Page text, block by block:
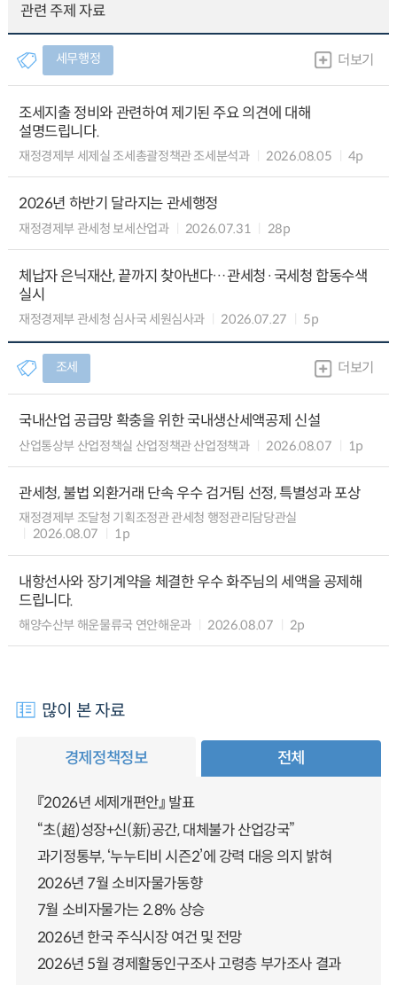
관련 주제 자료
세무행정 더보기
조세지출 정비와 관련하여 제기된 주요 의견에 대해
설명드립니다.
재정경제부 세제실 조세총괄정책관 조세분석과 2026.08.05 4p
2026년 하반기 달라지는 관세행정
재정경제부 관세청 보세산업과 2026.07.31 28p
체납자 은닉재산, 끝까지 찾아낸다…관세청·국세청 합동수색
실시
재정경제부 관세청 심사국 세원심사과 2026.07.27 5p
조세 더보기
국내산업 공급망 확충을 위한 국내생산세액공제 신설
산업통상부 산업정책실 산업정책관 산업정책과 2026.08.07 1p
관세청, 불법 외환거래 단속 우수 검거팀 선정, 특별성과 포상
재정경제부 조달청 기획조정관 관세청 행정관리담당관실
2026.08.07
1p
내항선사와 장기계약을 체결한 우수 화주님의 세액을 공제해
드립니다.
해양수산부 해운물류국 연안해운과 2026.08.07 2p
많이 본 자료
경제정책정보 전체
『2026년 세제개편안』 발표
“초(超)성장+신(新)공간, 대체불가 산업강국”
과기정통부, ‘누누티비 시즌2’에 강력 대응 의지 밝혀
2026년 7월 소비자물가동향
7월 소비자물가는 2.8% 상승
2026년 한국 주식시장 여건 및 전망
2026년 5월 경제활동인구조사 고령층 부가조사 결과